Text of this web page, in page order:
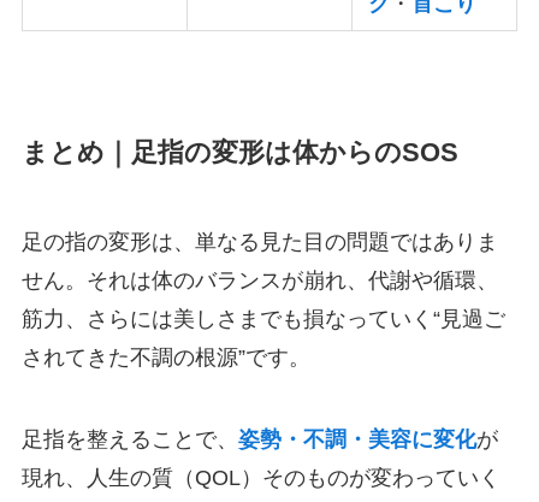
まとめ｜足指の変形は体からのSOS
足の指の変形は、単なる見た目の問題ではありま
せん。それは体のバランスが崩れ、代謝や循環、
筋力、さらには美しさまでも損なっていく“見過ご
されてきた不調の根源”です。
足指を整えることで、 姿勢・不調・美容に変化が
現れ、人生の質（QOL）そのものが変わっていく